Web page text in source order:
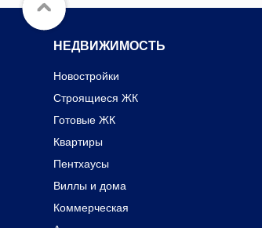
НЕДВИЖИМОСТЬ
Новостройки
Строящиеся ЖК
Готовые ЖК
Квартиры
Пентхаусы
Виллы и дома
Коммерческая